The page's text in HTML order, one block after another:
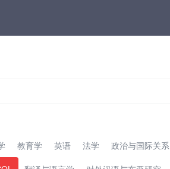
教育学 英语 法学 政治与国际关系